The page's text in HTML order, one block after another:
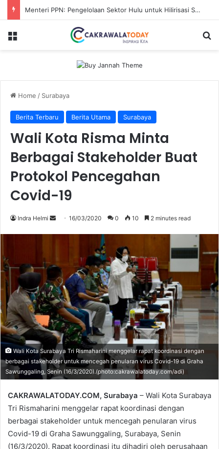
Karhutla Sungai Guntung Hilir Merangsek ke Hutan Primer, Alat Berat Tambahan Dikerahkan
Menu
Home / Surabaya
Berita Terbaru Berita Utama Surabaya
Wali Kota Risma Minta
Berbagai Stakeholder Buat
Protokol Pencegahan
Covid-19
Indra Helmi
Send16/03/2020 0 10 2 minutes read
Wali Kota Surabaya Tri Rismaharini menggelar rapat koordinasi dengan
berbagai stakeholder untuk mencegah penularan virus Covid-19 di Graha
Sawunggaling, Senin (16/3/2020).(photo:cakrawalatoday.com/adi)
CAKRAWALATODAY.COM, Surabaya – Wali Kota Surabaya
Tri Rismaharini menggelar rapat koordinasi dengan
berbagai stakeholder untuk mencegah penularan virus
Covid-19 di Graha Sawunggaling, Surabaya, Senin
(16/3/2020). Rapat koordinasi itu dihadiri oleh perusahaan